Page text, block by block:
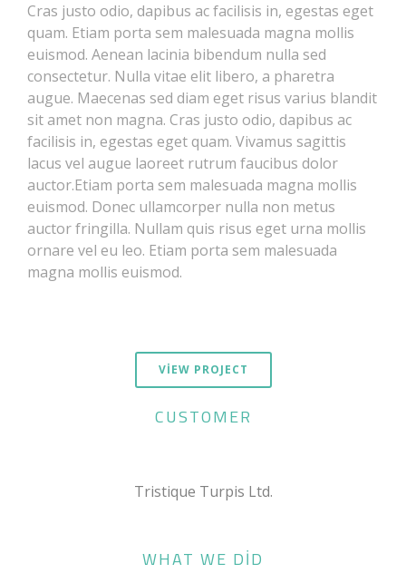
Cras justo odio, dapibus ac facilisis in, egestas eget
quam. Etiam porta sem malesuada magna mollis
euismod. Aenean lacinia bibendum nulla sed
consectetur. Nulla vitae elit libero, a pharetra
augue. Maecenas sed diam eget risus varius blandit
sit amet non magna. Cras justo odio, dapibus ac
facilisis in, egestas eget quam. Vivamus sagittis
lacus vel augue laoreet rutrum faucibus dolor
auctor.Etiam porta sem malesuada magna mollis
euismod. Donec ullamcorper nulla non metus
auctor fringilla. Nullam quis risus eget urna mollis
ornare vel eu leo. Etiam porta sem malesuada
magna mollis euismod.
VIEW PROJECT
CUSTOMER
Tristique Turpis Ltd.
WHAT WE DID